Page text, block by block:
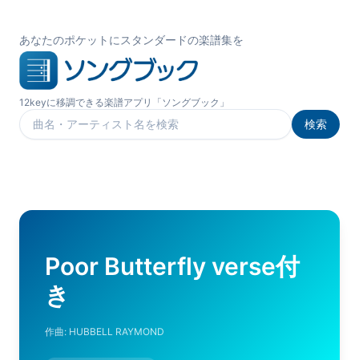
あなたのポケットにスタンダードの楽譜集を
12keyに移調できる楽譜アプリ「ソングブック」
楽曲を検索
検索
Poor Butterfly verse付
き
作曲: HUBBELL RAYMOND